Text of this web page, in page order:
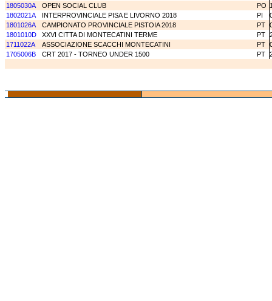
1805030A
OPEN SOCIAL CLUB PO
1802021A
INTERPROVINCIALE PISA E LIVORNO 2018 PI
1801026A
CAMPIONATO PROVINCIALE PISTOIA 2018 PT
1801010D
XXVI CITTA DI MONTECATINI TERME PT
1711022A
ASSOCIAZIONE SCACCHI MONTECATINI PT
1705006B
CRT 2017 - TORNEO UNDER 1500 PT